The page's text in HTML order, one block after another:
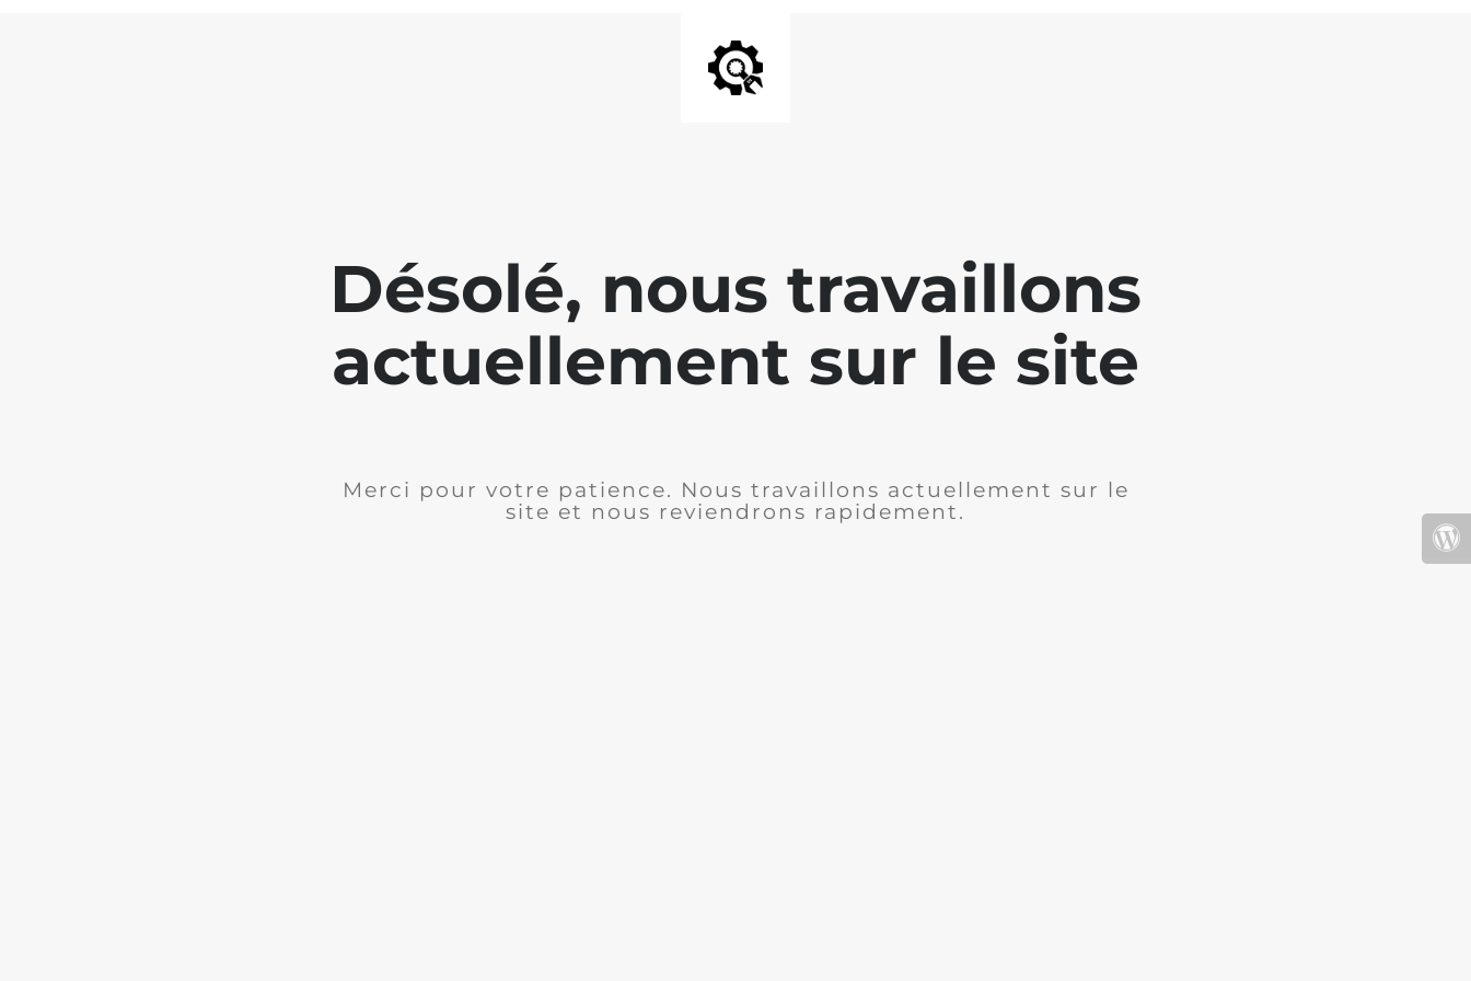
Désolé, nous travaillons
actuellement sur le site
Merci pour votre patience. Nous travaillons actuellement sur le
site et nous reviendrons rapidement.